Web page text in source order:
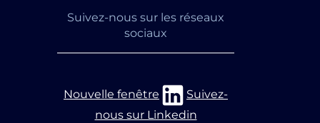
Suivez-nous sur les réseaux
sociaux
Nouvelle fenêtre
Suivez-
nous sur Linkedin